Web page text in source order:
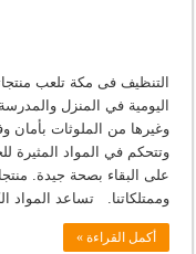
التنظيف فى مكة تلعب
اليومية في المنزل
وغيرها من الملوثات بأمان
وتتحكم في المواد المثيرة
على البقاء بصحة جيدة.
وممتلكاتنا. تساعد المواد
أكمل القراءة »